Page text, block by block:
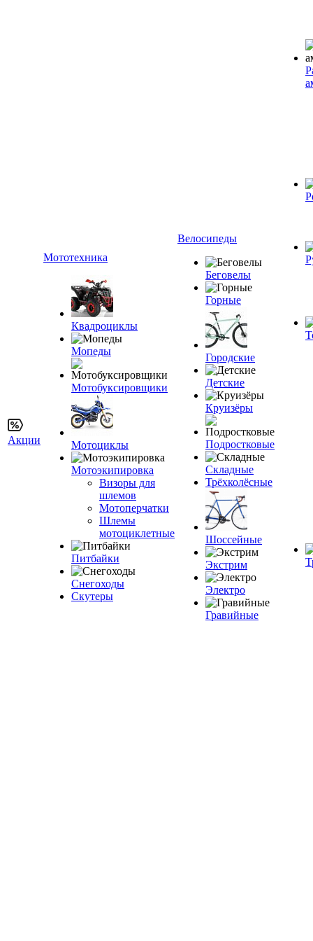
Акции
Мототехника
Квадроциклы
Мопеды
Мотобуксировщики
Мотоциклы
Мотоэкипировка
Визоры для
шлемов
Мотоперчатки
Шлемы
мотоциклетные
Питбайки
Снегоходы
Скутеры
Велосипеды
Беговелы
Горные
Городские
Детские
Круизёры
Подростковые
Складные
Трёхколёсные
Шоссейные
Экстрим
Электро
Гравийные